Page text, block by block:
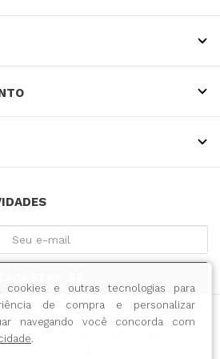
e outras tecnologias para
de compra e personalizar
navegando você concorda com
.
DO VESTUARIO LTDA / CNPJ: